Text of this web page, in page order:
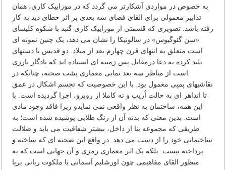
به خصوص در مواردی آشکارتر می گردد که در موزاییک کاری، همان
تدابیر معمولی برای القای فضای سه بعدی بر اثر خطای دید به کار
رفته باشد. تصویری که قسمتی از موزاییک کاری گنبد با شکوه کلیسای
«سن گئوگیوس» در سالونیکا را نشان می دهد، یک چنین نمونه ای
است متعلق به انتهای قرن چهارم بعد از میلاد. دو قدیس با دستهای
بلند کرده به دعا درمقابل پس زمینه ای ایستاده اند که یادگار بارزی
است از مناظر سه بعد نمایی معماری پشت صحنه، چنانکه در
نقاشیهای پمپی معمول بود. با این خصوصیت که تجسم اشکال در عمق
تا انداهز ای به حالت اُریب و نه کاملا از روبرو، اجرا گردیده است. با
این همه، ساختمان به نظر واقعی نمی نمایدو زیرا فاقد وجود مادی
است. بدین معنی که بدنه آن از رنگ طلایی پوشیده شده است؛ به
طریقی که مجموعه بنا از داخل، بیشتر شفافیت می یابد و صلالت
ساختمانی خود را از دست می دهد. در واقع این صحنه ای که ساخته و
پرداخته نیست. بلکه یک اثر معماری رمزی و آن جهانی است که به
منظور القای مفاهیمی چون اورشلیم آسمانی یا ملکوت ربانی برپا